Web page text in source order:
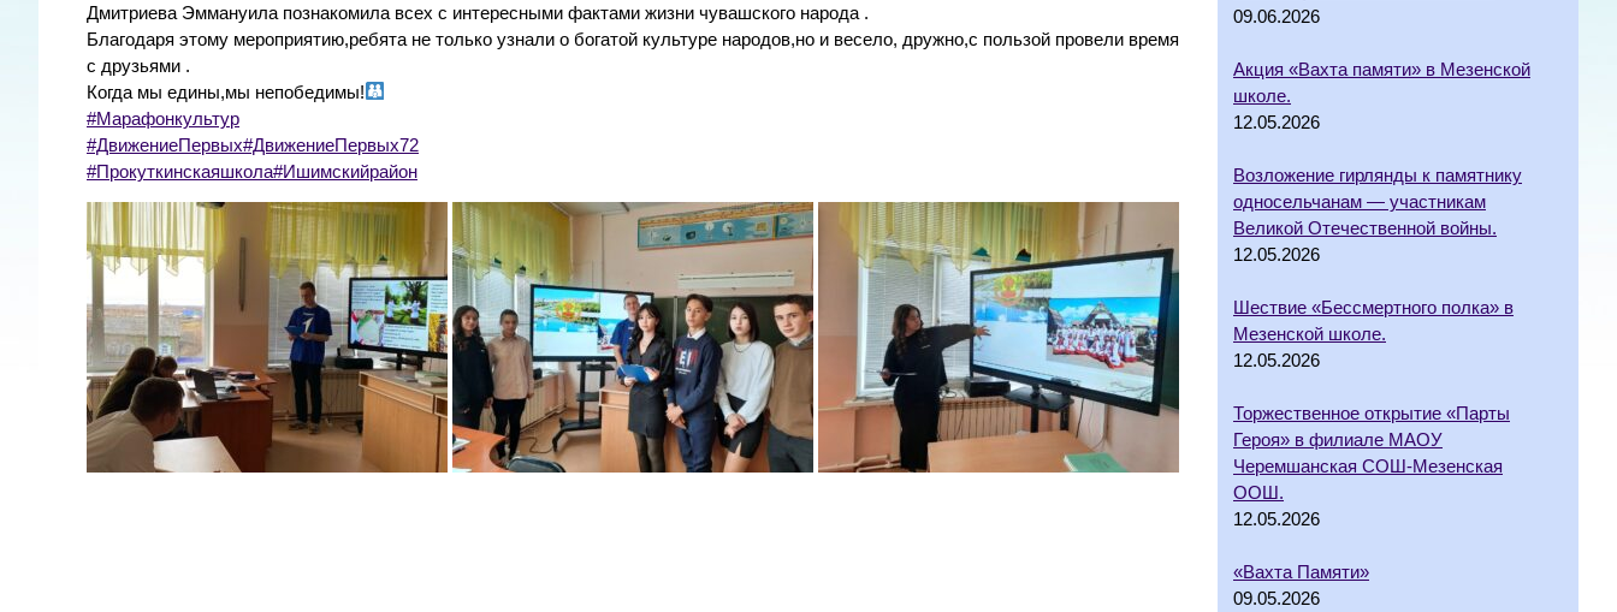
09.06.2026
Акция «Вахта памяти» в Мезенской
школе.
12.05.2026
Возложение гирлянды к памятнику
односельчанам — участникам
Великой Отечественной войны.
12.05.2026
Шествие «Бессмертного полка» в
Мезенской школе.
12.05.2026
Торжественное открытие «Парты
Героя» в филиале МАОУ
Черемшанская СОШ-Мезенская
ООШ.
12.05.2026
«Вахта Памяти»
09.05.2026
Дмитриева Эммануила познакомила всех с интересными фактами жизни чувашского народа .
Благодаря этому мероприятию,ребята не только узнали о богатой культуре народов,но и весело, дружно,с пользой провели время
с друзьями .
Когда мы едины,мы непобедимы!
#Марафонкультур
#ДвижениеПервых#ДвижениеПервых72
#Прокуткинскаяшкола#Ишимскийрайон